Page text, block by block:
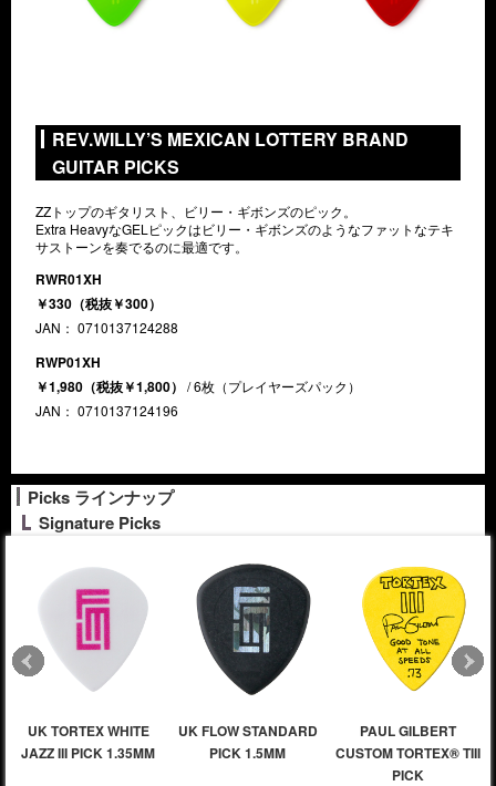
REV.WILLY’S MEXICAN LOTTERY BRAND
GUITAR PICKS
ZZトップのギタリスト、ビリー・ギボンズのピック。
Extra HeavyなGELピックはビリー・ギボンズのようなファットなテキ
サストーンを奏でるのに最適です。
RWR01XH
￥330（税抜￥300）
JAN： 0710137124288
RWP01XH
￥1,980（税抜￥1,800） / 6枚（プレイヤーズパック）
JAN： 0710137124196
Picks ラインナップ
Signature Picks
UK TORTEX WHITE
JAZZ III PICK 1.35MM
UK FLOW STANDARD
PICK 1.5MM
PAUL GILBERT
CUSTOM TORTEX® TIII
PICK